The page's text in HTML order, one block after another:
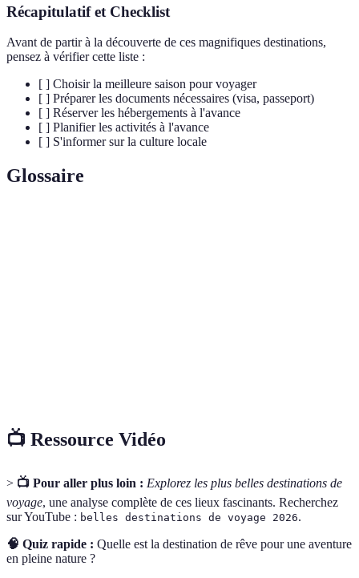
Récapitulatif et Checklist
Avant de partir à la découverte de ces magnifiques destinations,
pensez à vérifier cette liste :
[ ] Choisir la meilleure saison pour voyager
[ ] Préparer les documents nécessaires (visa, passeport)
[ ] Réserver les hébergements à l'avance
[ ] Planifier les activités à l'avance
[ ] S'informer sur la culture locale
Glossaire
📺 Ressource Vidéo
> 📺 Pour aller plus loin : Explorez les plus belles destinations de
voyage, une analyse complète de ces lieux fascinants. Recherchez
sur YouTube : belles destinations de voyage 2026.
🧠 Quiz rapide : Quelle est la destination de rêve pour une aventure
en pleine nature ?